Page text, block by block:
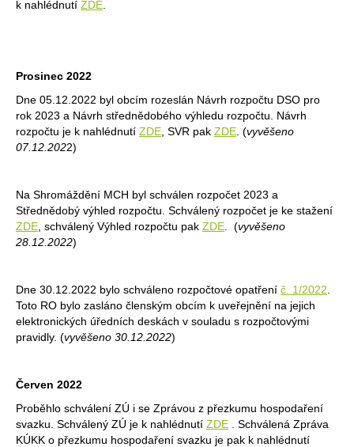
k nahlédnutí ZDE
Prosinec 2022
Dne 05.12.2022 byl obcím rozeslán Návrh rozpočtu DSO pro
rok 2023 a Návrh střednědobého výhledu rozpočtu. Návrh
rozpočtu je k nahlédnutí ZDE , SVR pak ZDE . (vyvěšeno
07.12.2022)
Na Shromáždění MCH byl schválen rozpočet 2023 a
Střednědobý výhled rozpočtu. Schválený rozpočet je ke stažení
ZDE , schválený Výhled rozpočtu pak ZDE . (vyvěšeno
28.12.2022)
Dne 30.12.2022 bylo schváleno rozpočtové opatření č. 1/2022
Toto RO bylo zasláno členským obcím k uveřejnění na jejich
elektronických úředních deskách v souladu s rozpočtovými
pravidly. (vyvěšeno 30.12.2022)
Červen 2022
Proběhlo schválení ZÚ i se Zprávou z přezkumu hospodaření
svazku. Schválený ZÚ je k nahlédnutí ZDE . Schválená Zpráva
KÚKK o přezkumu hospodaření svazku je pak k nahlédnutí